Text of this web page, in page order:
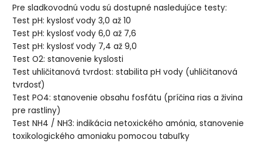
Pre sladkovodnú vodu sú dostupné nasledujúce testy:
Test pH: kyslosť vody 3,0 až 10
Test pH: kyslosť vody 6,0 až 7,6
Test pH: kyslosť vody 7,4 až 9,0
Test O2: stanovenie kyslosti
Test uhličitanová tvrdost: stabilita pH vody (uhličitanová
tvrdosť)
Test PO4: stanovenie obsahu fosfátu (príčina rias a živina
pre rastliny)
Test NH4 / NH3: indikácia netoxického amónia, stanovenie
toxikologického amoniaku pomocou tabuľky